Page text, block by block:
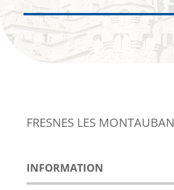
FRESNES LES MONTAUBAN
INFORMATION